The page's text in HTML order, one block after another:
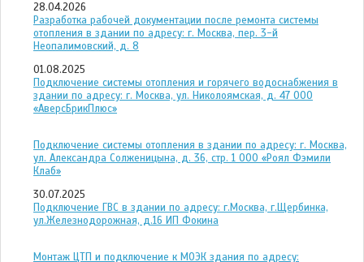
28.04.2026
Разработка рабочей документации после ремонта системы
отопления в здании по адресу: г. Москва, пер. 3-й
Неопалимовский, д. 8
01.08.2025
Подключение системы отопления и горячего водоснабжения в
здании по адресу: г. Москва, ул. Николоямская, д. 47 ООО
«АверсБрикПлюс»
Подключение системы отопления в здании по адресу: г. Москва,
ул. Александра Солженицына, д. 36, стр. 1 ООО «Роял Фэмили
Клаб»
30.07.2025
Подключение ГВС в здании по адресу: г.Москва, г.Щербинка,
ул.Железнодорожная, д.16 ИП Фокина
Монтаж ЦТП и подключение к МОЭК здания по адресу: